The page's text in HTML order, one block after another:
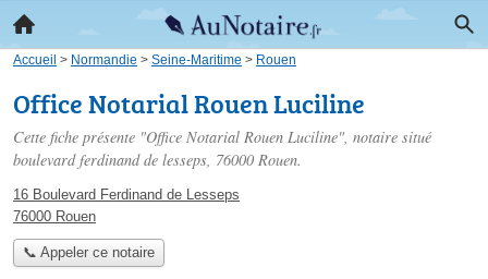
Accueil > Normandie > Seine-Maritime > Rouen
Office Notarial Rouen Luciline
Cette fiche présente "Office Notarial Rouen Luciline", notaire situé
boulevard ferdinand de lesseps, 76000 Rouen.
16 Boulevard Ferdinand de Lesseps
76000 Rouen
📞 Appeler ce notaire